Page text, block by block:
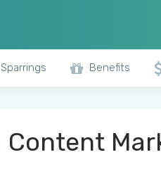
Sparrings Benefits
Content